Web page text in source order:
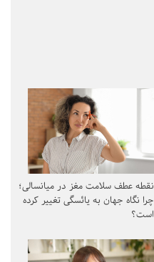
نقطه عطف سلامت مغز در میانسالی؛
چرا نگاه جهان به یائسگی تغییر کرده
است؟